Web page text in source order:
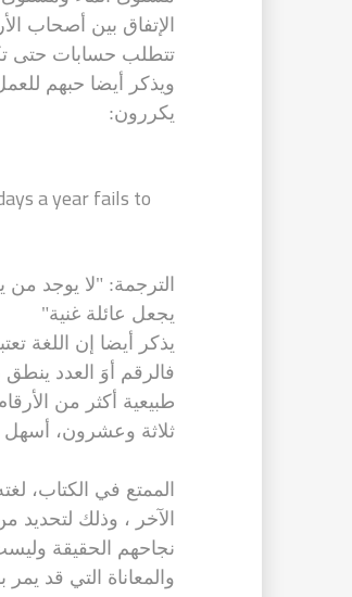
الإتفاق بين أصحاب
تتطلب حسابات حتى
ويذكر أيضا حبهم
يكررون:
a year fails to
الترجمة: "لا يوجد
يجعل عائلة غنية"
يذكر أيضا إن اللغة
فالرقم أوَ العدد
طبيعية أكثر من
ثلاثة وعشرون،
الممتع في الكتاب،
الآخر ، وذلك
نجاحهم الحقيقة
والمعاناة التي قد